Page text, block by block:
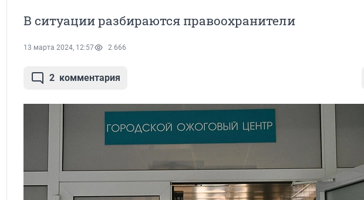
В ситуации разбираются правоохранители
13 марта 2024, 12:57 2 666
2 комментария